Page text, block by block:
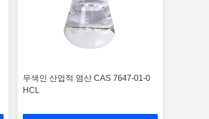
무색인 산업적 염산 CAS 7647-01-0
HCL